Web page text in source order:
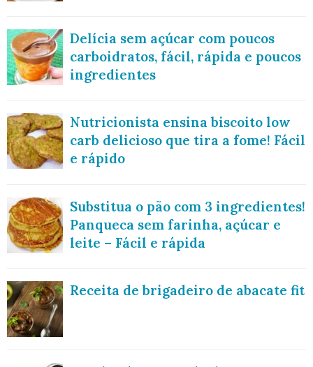
Delícia sem açúcar com poucos
carboidratos, fácil, rápida e poucos
ingredientes
Nutricionista ensina biscoito low
carb delicioso que tira a fome! Fácil
e rápido
Substitua o pão com 3 ingredientes!
Panqueca sem farinha, açúcar e
leite – Fácil e rápida
Receita de brigadeiro de abacate fit